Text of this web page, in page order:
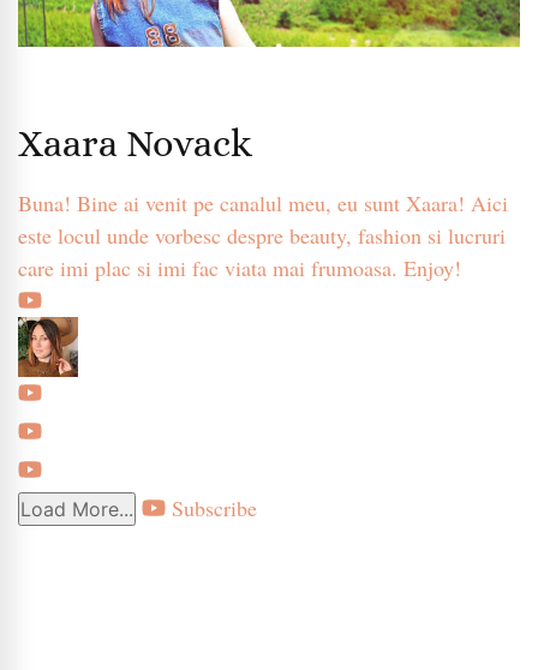
Xaara Novack
Buna! Bine ai venit pe canalul meu, eu sunt Xaara! Aici
este locul unde vorbesc despre beauty, fashion si lucruri
care imi plac si imi fac viata mai frumoasa. Enjoy!
Load More... Subscribe